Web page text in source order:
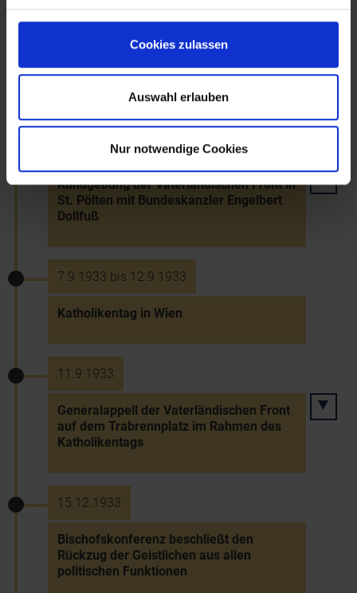
Cookies zulassen
Auswahl erlauben
Nur notwendige Cookies
4.7.1933
Schüler und eines Hilfslehrers der
10.7.1933
Kundgebung der Vaterländischen Front in
St. Pölten mit Bundeskanzler Engelbert
Dollfuß
7.9.1933 bis 12.9.1933
Katholikentag in Wien
11.9.1933
Generalappell der Vaterländischen Front
auf dem Trabrennplatz im Rahmen des
Katholikentags
15.12.1933
Bischofskonferenz beschließt den
Rückzug der Geistlichen aus allen
politischen Funktionen